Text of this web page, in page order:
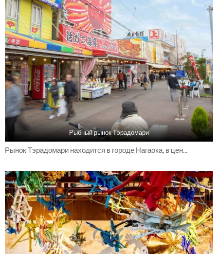
Рыбный рынок Тэрадомари
Рынок Тэрадомари находится в городе Нагаока, в цен...